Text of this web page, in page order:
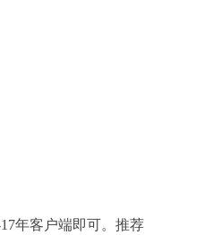
年客户端即可。推荐